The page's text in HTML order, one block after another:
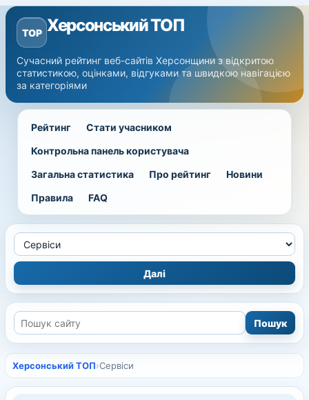
TOP Херсонський ТОП
Сучасний рейтинг веб-сайтів Херсонщини з відкритою
статистикою, оцінками, відгуками та швидкою навігацією
за категоріями
Рейтинг
Стати учасником
Контрольна панель користувача
Загальна статистика
Про рейтинг
Новини
Правила
FAQ
Херсонський ТОП›Сервіси